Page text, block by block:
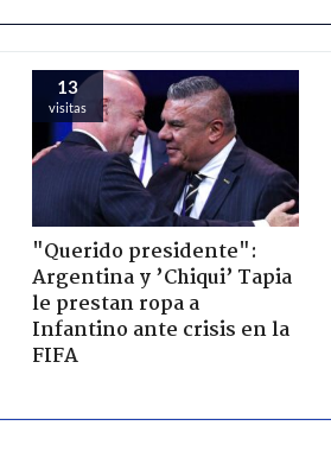
13
visitas
"Querido presidente":
Argentina y ’Chiqui’ Tapia
le prestan ropa a
Infantino ante crisis en la
FIFA